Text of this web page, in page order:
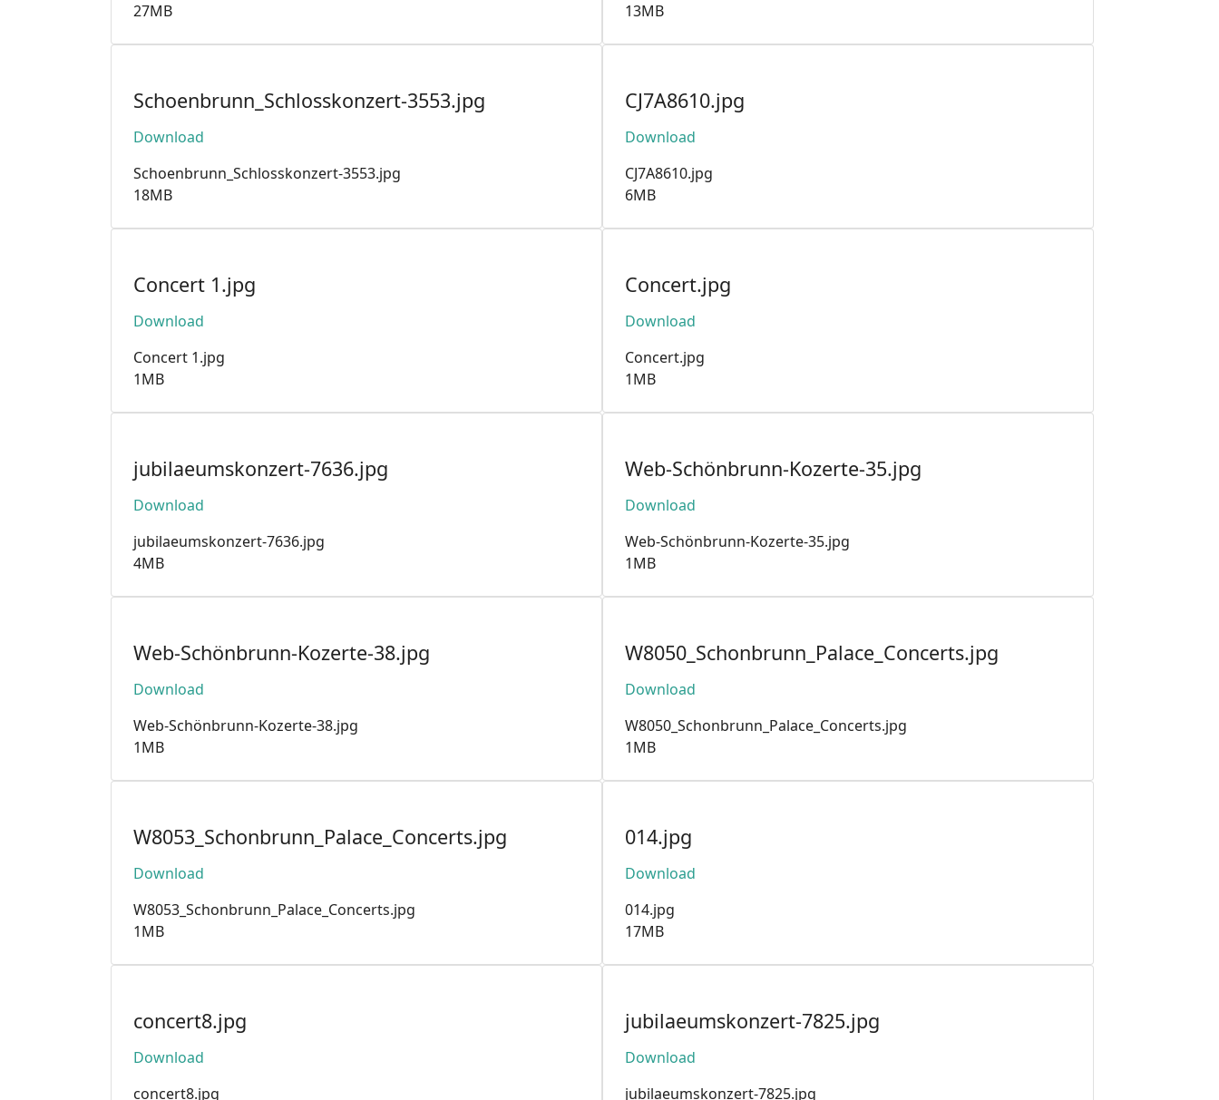
27MB
13MB
Schoenbrunn_Schlosskonzert-3553.jpg
Download
Schoenbrunn_Schlosskonzert-3553.jpg
18MB
CJ7A8610.jpg
Download
CJ7A8610.jpg
6MB
Concert 1.jpg
Download
Concert 1.jpg
1MB
Concert.jpg
Download
Concert.jpg
1MB
jubilaeumskonzert-7636.jpg
Download
jubilaeumskonzert-7636.jpg
4MB
Web-Schönbrunn-Kozerte-35.jpg
Download
Web-Schönbrunn-Kozerte-35.jpg
1MB
Web-Schönbrunn-Kozerte-38.jpg
Download
Web-Schönbrunn-Kozerte-38.jpg
1MB
W8050_Schonbrunn_Palace_Concerts.jpg
Download
W8050_Schonbrunn_Palace_Concerts.jpg
1MB
W8053_Schonbrunn_Palace_Concerts.jpg
Download
W8053_Schonbrunn_Palace_Concerts.jpg
1MB
014.jpg
Download
014.jpg
17MB
concert8.jpg
Download
concert8.jpg
jubilaeumskonzert-7825.jpg
Download
jubilaeumskonzert-7825.jpg